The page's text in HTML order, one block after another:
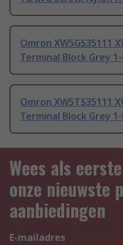
Omron XW5GS35111
Terminal Block Grey
Omron XW5TS35111
Terminal Block Grey
Wees als
onze nieuwste
aanbiedingen
E-mailadres